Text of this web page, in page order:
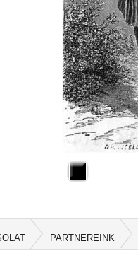
PARTNEREINK